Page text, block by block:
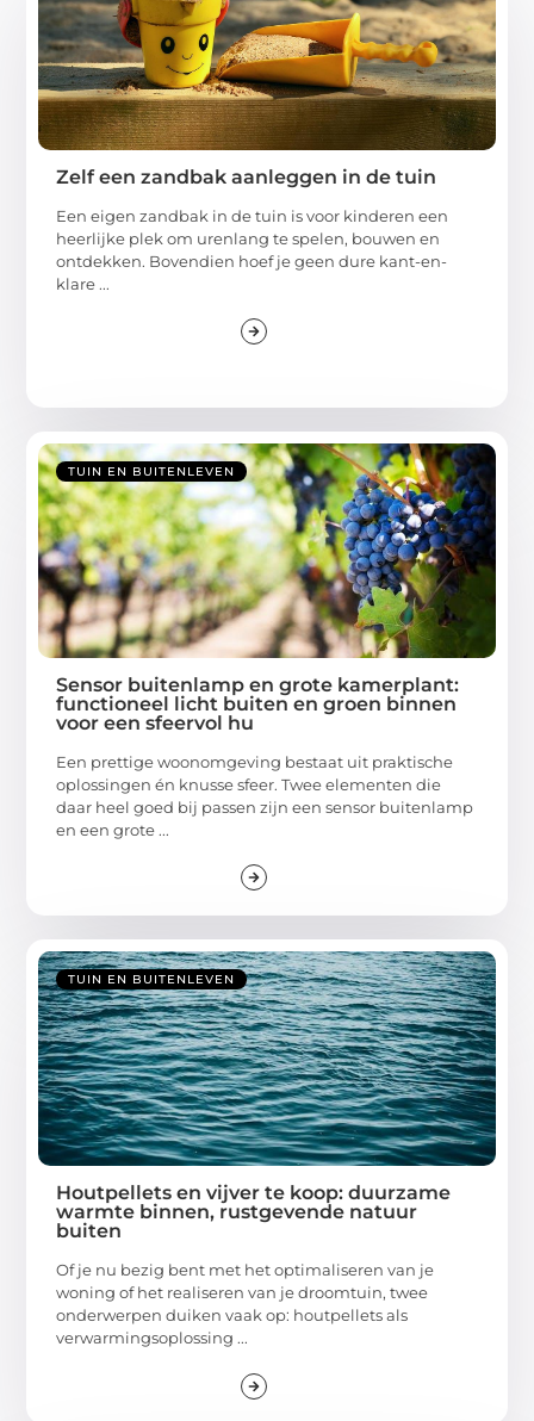
Zelf een zandbak aanleggen in de tuin
Een eigen zandbak in de tuin is voor kinderen een
heerlijke plek om urenlang te spelen, bouwen en
ontdekken. Bovendien hoef je geen dure kant-en-
klare ...
TUIN EN BUITENLEVEN
Sensor buitenlamp en grote kamerplant:
functioneel licht buiten en groen binnen
voor een sfeervol hu
Een prettige woonomgeving bestaat uit praktische
oplossingen én knusse sfeer. Twee elementen die
daar heel goed bij passen zijn een sensor buitenlamp
en een grote ...
TUIN EN BUITENLEVEN
Houtpellets en vijver te koop: duurzame
warmte binnen, rustgevende natuur
buiten
Of je nu bezig bent met het optimaliseren van je
woning of het realiseren van je droomtuin, twee
onderwerpen duiken vaak op: houtpellets als
verwarmingsoplossing ...